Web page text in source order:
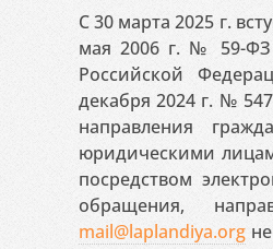
С 30 марта 2025 г.
мая 2006 г. № 59-ФЗ
Российской
декабря 2024 г. №
направления
юридическими
посредством
обращения,
mail@laplandiya.org